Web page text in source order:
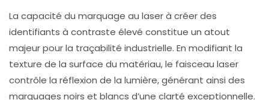
La capacité du marquage au laser à créer des
identifiants à contraste élevé constitue un atout
majeur pour la traçabilité industrielle. En modifiant la
texture de la surface du matériau, le faisceau laser
contrôle la réflexion de la lumière, générant ainsi des
marquages noirs et blancs d’une clarté exceptionnelle.